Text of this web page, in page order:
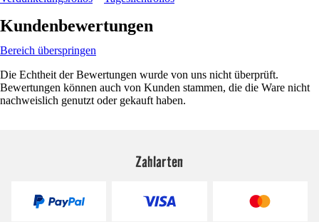
Kundenbewertungen
Bereich überspringen
Die Echtheit der Bewertungen wurde von uns nicht überprüft.
Bewertungen können auch von Kunden stammen, die die Ware nicht
nachweislich genutzt oder gekauft haben.
Zahlarten